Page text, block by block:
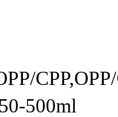
500ml